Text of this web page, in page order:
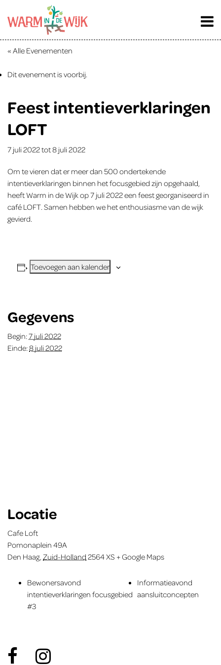
« Alle Evenementen
Dit evenement is voorbij.
Feest intentieverklaringen
LOFT
7 juli 2022tot8 juli 2022
Om te vieren dat er meer dan 500 ondertekende
intentieverklaringen binnen het focusgebied zijn opgehaald,
heeft Warm in de Wijk op 7 juli 2022 een feest georganiseerd in
café LOFT. Samen hebben we het enthousiasme van de wijk
gevierd.
Toevoegen aan kalender
Gegevens
Begin:7 juli 2022
Einde:8 juli 2022
Locatie
Cafe Loft
Pomonaplein 49A
Den Haag, Zuid-Holland 2564 XS + Google Maps
Bewonersavond
intentieverklaringen focusgebied
#3
Informatieavond
aansluitconcepten